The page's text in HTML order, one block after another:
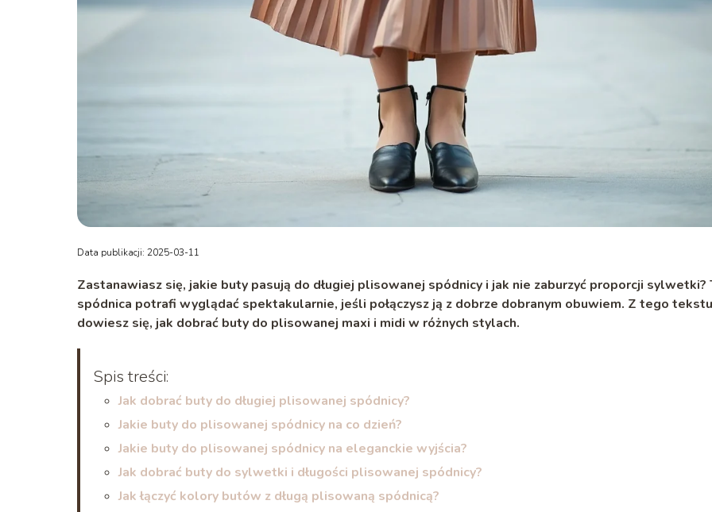
Data publikacji: 2025-03-11
Zastanawiasz się, jakie buty pasują do długiej plisowanej spódnicy i jak nie zaburzyć proporcji sylwetki?
spódnica potrafi wyglądać spektakularnie, jeśli połączysz ją z dobrze dobranym obuwiem. Z tego tekstu
dowiesz się, jak dobrać buty do plisowanej maxi i midi w różnych stylach.
Spis treści:
Jak dobrać buty do długiej plisowanej spódnicy?
Jakie buty do plisowanej spódnicy na co dzień?
Jakie buty do plisowanej spódnicy na eleganckie wyjścia?
Jak dobrać buty do sylwetki i długości plisowanej spódnicy?
Jak łączyć kolory butów z długą plisowaną spódnicą?